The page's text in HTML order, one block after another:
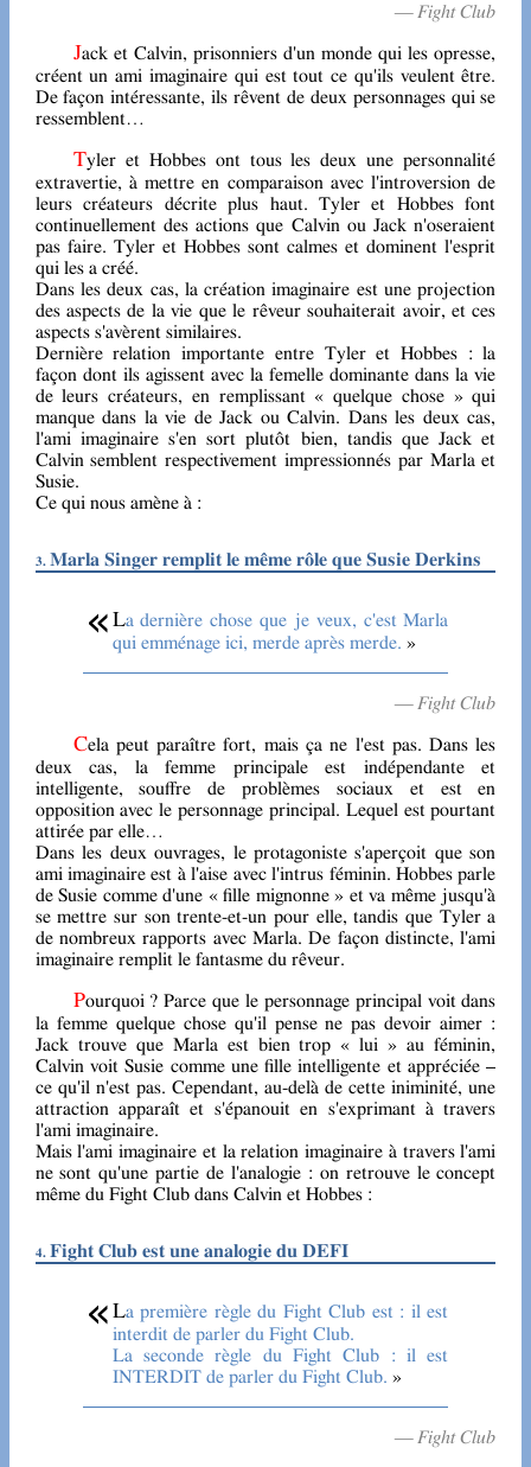
— Fight Club
Jack et Calvin, prisonniers d'un monde qui les opresse,
créent un ami imaginaire qui est tout ce qu'ils veulent être.
De façon intéressante, ils rêvent de deux personnages qui se
ressemblent…
Tyler et Hobbes ont tous les deux une personnalité
extravertie, à mettre en comparaison avec l'introversion de
leurs créateurs décrite plus haut. Tyler et Hobbes font
continuellement des actions que Calvin ou Jack n'oseraient
pas faire. Tyler et Hobbes sont calmes et dominent l'esprit
qui les a créé.
Dans les deux cas, la création imaginaire est une projection
des aspects de la vie que le rêveur souhaiterait avoir, et ces
aspects s'avèrent similaires.
Dernière relation importante entre Tyler et Hobbes : la
façon dont ils agissent avec la femelle dominante dans la vie
de leurs créateurs, en remplissant « quelque chose » qui
manque dans la vie de Jack ou Calvin. Dans les deux cas,
l'ami imaginaire s'en sort plutôt bien, tandis que Jack et
Calvin semblent respectivement impressionnés par Marla et
Susie.
Ce qui nous amène à :
Marla Singer remplit le même rôle que Susie Derkins
La dernière chose que je veux, c'est Marla
qui emménage ici, merde après merde.
— Fight Club
Cela peut paraître fort, mais ça ne l'est pas. Dans les
deux cas, la femme principale est indépendante et
intelligente, souffre de problèmes sociaux et est en
opposition avec le personnage principal. Lequel est pourtant
attirée par elle…
Dans les deux ouvrages, le protagoniste s'aperçoit que son
ami imaginaire est à l'aise avec l'intrus féminin. Hobbes parle
de Susie comme d'une « fille mignonne » et va même jusqu'à
se mettre sur son trente-et-un pour elle, tandis que Tyler a
de nombreux rapports avec Marla. De façon distincte, l'ami
imaginaire remplit le fantasme du rêveur.
Pourquoi ? Parce que le personnage principal voit dans
la femme quelque chose qu'il pense ne pas devoir aimer :
Jack trouve que Marla est bien trop « lui » au féminin,
Calvin voit Susie comme une fille intelligente et appréciée –
ce qu'il n'est pas. Cependant, au-delà de cette iniminité, une
attraction apparaît et s'épanouit en s'exprimant à travers
l'ami imaginaire.
Mais l'ami imaginaire et la relation imaginaire à travers l'ami
ne sont qu'une partie de l'analogie : on retrouve le concept
même du Fight Club dans Calvin et Hobbes :
Fight Club est une analogie du DEFI
La première règle du Fight Club est : il est
interdit de parler du Fight Club.
La seconde règle du Fight Club : il est
INTERDIT de parler du Fight Club.
— Fight Club